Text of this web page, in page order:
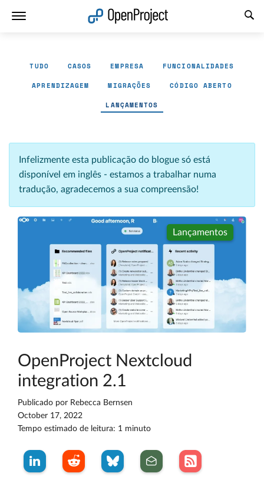
TUDO CASOS EMPRESA FUNCIONALIDADES
APRENDIZAGEM MIGRAÇÕES CÓDIGO ABERTO
LANÇAMENTOS
Infelizmente esta publicação do blogue só está
disponível em inglês - estamos a trabalhar numa
tradução, agradecemos a sua compreensão!
Lançamentos
OpenProject Nextcloud
integration 2.1
Publicado por Rebecca Bernsen
October 17, 2022
Tempo estimado de leitura: 1 minuto
Abrir a ligação num novo separador